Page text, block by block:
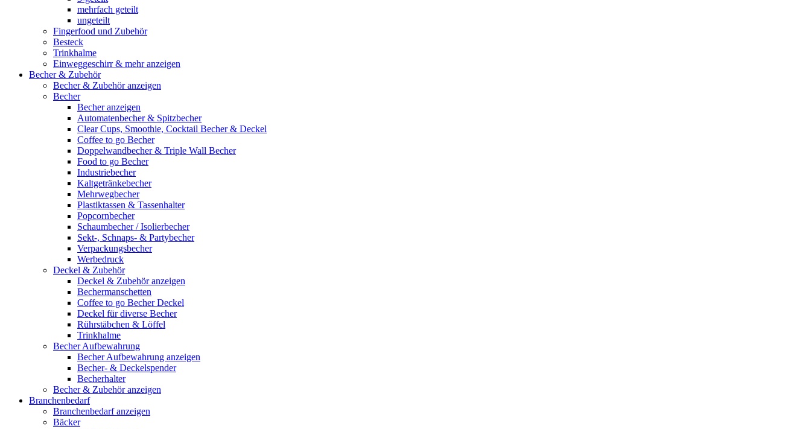
mehrfach geteilt
ungeteilt
Fingerfood und Zubehör
Besteck
Trinkhalme
Einweggeschirr & mehr anzeigen
Becher & Zubehör
Becher & Zubehör anzeigen
Becher
Becher anzeigen
Automatenbecher & Spitzbecher
Clear Cups, Smoothie, Cocktail Becher & Deckel
Coffee to go Becher
Doppelwandbecher & Triple Wall Becher
Food to go Becher
Industriebecher
Kaltgetränkebecher
Mehrwegbecher
Plastiktassen & Tassenhalter
Popcornbecher
Schaumbecher / Isolierbecher
Sekt-, Schnaps- & Partybecher
Verpackungsbecher
Werbedruck
Deckel & Zubehör
Deckel & Zubehör anzeigen
Bechermanschetten
Coffee to go Becher Deckel
Deckel für diverse Becher
Rührstäbchen & Löffel
Trinkhalme
Becher Aufbewahrung
Becher Aufbewahrung anzeigen
Becher- & Deckelspender
Becherhalter
Becher & Zubehör anzeigen
Branchenbedarf
Branchenbedarf anzeigen
Bäcker